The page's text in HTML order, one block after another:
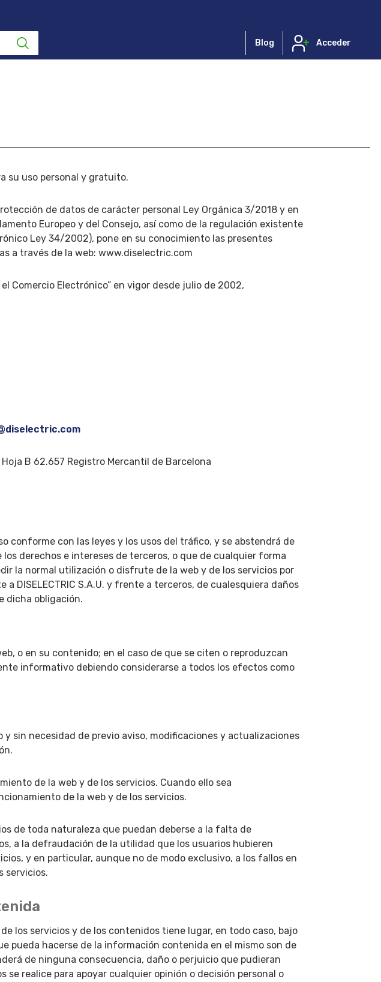
Blog Acceder
su uso personal y gratuito.
de datos de carácter personal Ley Orgánica 3/2018 y en
Europeo y del Consejo, así como de la regulación existente
Ley 34/2002), pone en su conocimiento las presentes
a través de la web: www.diselectric.com
Comercio Electrónico” en vigor desde julio de 2002,
B 62.657 Registro Mercantil de Barcelona
conforme con las leyes y los usos del tráfico, y se abstendrá de
derechos e intereses de terceros, o que de cualquier forma
la normal utilización o disfrute de la web y de los servicios por
DISELECTRIC S.A.U. y frente a terceros, de cualesquiera daños
dicha obligación.
o en su contenido; en el caso de que se citen o reproduzcan
informativo debiendo considerarse a todos los efectos como
y sin necesidad de previo aviso, modificaciones y actualizaciones
de la web y de los servicios. Cuando ello sea
de la web y de los servicios.
de toda naturaleza que puedan deberse a la falta de
a la defraudación de la utilidad que los usuarios hubieren
y en particular, aunque no de modo exclusivo, a los fallos en
servicios.
los servicios y de los contenidos tiene lugar, en todo caso, bajo
pueda hacerse de la información contenida en el mismo son de
de ninguna consecuencia, daño o perjuicio que pudieran
realice para apoyar cualquier opinión o decisión personal o